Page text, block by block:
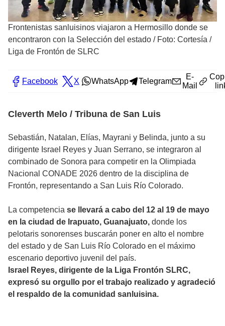
Frontenistas sanluisinos viajaron a Hermosillo donde se
encontraron con la Selección del estado / Foto: Cortesía /
Liga de Frontón de SLRC
Facebook X WhatsApp Telegram
E-
Mail
Cleverth Melo / Tribuna de San Luis
Sebastián, Natalan, Elías, Mayrani y Belinda, junto a su
dirigente Israel Reyes y Juan Serrano, se integraron al
combinado de Sonora para competir en la Olimpiada
Nacional CONADE 2026 dentro de la disciplina de
Frontón, representando a San Luis Río Colorado.
La competencia se llevará a cabo del 12 al 19 de mayo
en la ciudad de Irapuato, Guanajuato, donde los
pelotaris sonorenses buscarán poner en alto el nombre
del estado y de San Luis Río Colorado en el máximo
escenario deportivo juvenil del país.
Israel Reyes, dirigente de la Liga Frontón SLRC,
expresó su orgullo por el trabajo realizado y agradeció
el respaldo de la comunidad sanluisina.